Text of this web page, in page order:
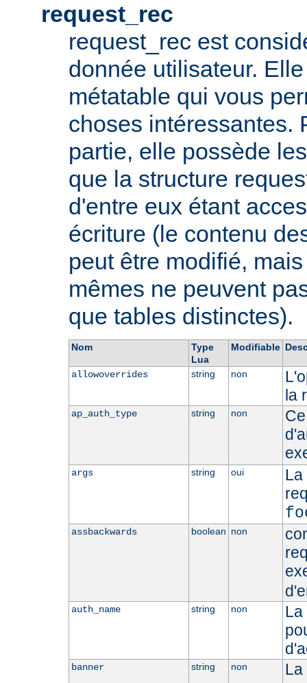
request_rec
request_rec est
donnée utilisateur.
métatable qui vous
choses intéressantes.
partie, elle possède
que la structure
d'entre eux étant
écriture (le contenu
peut être modifié,
mêmes ne peuvent
que tables distinctes).
Nom
Type
Lua
Modifiable
allowoverrides string non
la
ap_auth_type string non
args string oui
La
assbackwards boolean non
auth_name string non
La
banner string non
La